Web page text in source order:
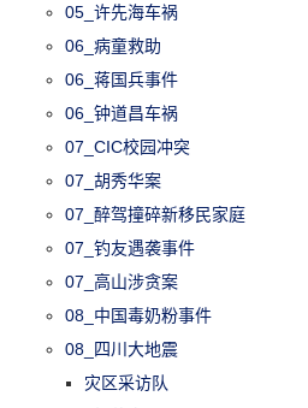
05_许先海车祸
06_病童救助
06_蒋国兵事件
06_钟道昌车祸
07_CIC校园冲突
07_胡秀华案
07_醉驾撞碎新移民家庭
07_钓友遇袭事件
07_高山涉贪案
08_中国毒奶粉事件
08_四川大地震
灾区采访队